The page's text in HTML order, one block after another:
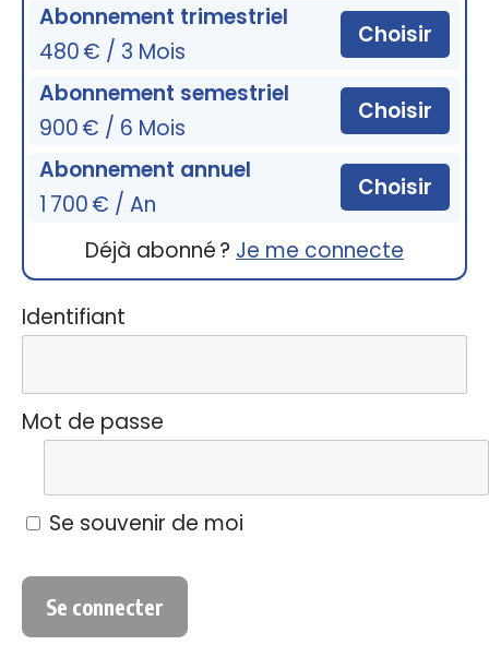
Abonnement trimestriel
480 € / 3 Mois
Choisir
Abonnement semestriel
900 € / 6 Mois
Choisir
Abonnement annuel
1 700 € / An
Choisir
Déjà abonné ? Je me connecte
Identifiant
Mot de passe
Se souvenir de moi